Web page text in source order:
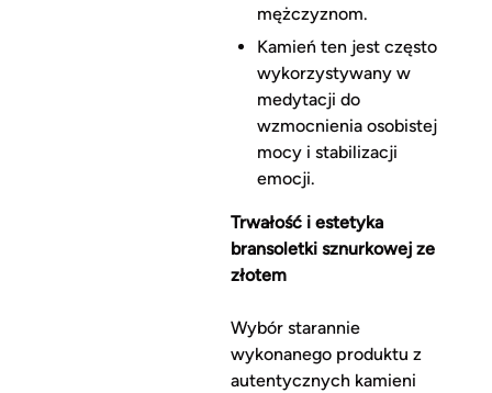
mężczyznom.
Kamień ten jest często
wykorzystywany w
medytacji do
wzmocnienia osobistej
mocy i stabilizacji
emocji.
Trwałość i estetyka
bransoletki sznurkowej ze
złotem
Wybór starannie
wykonanego produktu z
autentycznych kamieni